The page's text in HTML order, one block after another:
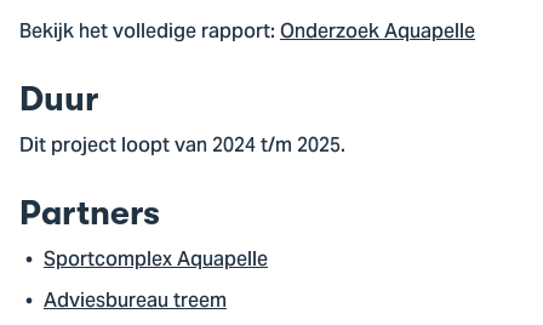
Bekijk het volledige rapport:Onderzoek Aquapelle
Duur
Dit project loopt van 2024 t/m 2025.
Partners
Sportcomplex Aquapelle
Adviesbureau treem